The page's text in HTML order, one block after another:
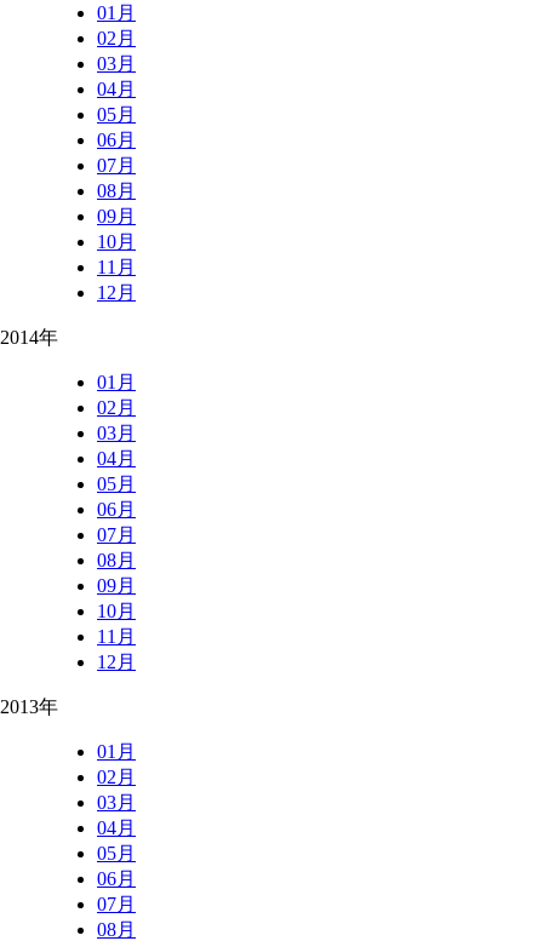
01月
02月
03月
04月
05月
06月
07月
08月
09月
10月
11月
12月
2014年
01月
02月
03月
04月
05月
06月
07月
08月
09月
10月
11月
12月
2013年
01月
02月
03月
04月
05月
06月
07月
08月